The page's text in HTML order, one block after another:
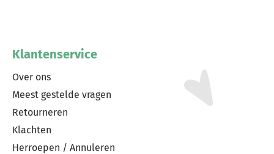
Klantenservice
Over ons
Meest gestelde vragen
Retourneren
Klachten
Herroepen / Annuleren